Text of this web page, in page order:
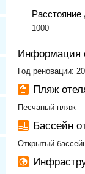
Расстояние
1000
Информация
Год реновации:
Пляж
Песчаный пляж
Бассейн
Открытый